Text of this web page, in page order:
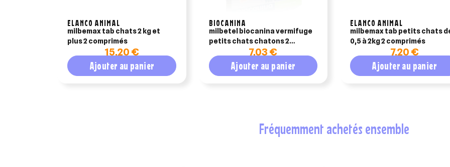
ELANCO ANIMAL
milbemax tab chats 2 kg et
plus 2 comprimés
15,20 €
Ajouter au panier
BIOCANINA
milbetel biocanina vermifuge
petits chats chatons 2
7,03 €
Ajouter au panier
ELANCO ANIMAL
milbemax tab petits chats
0,5 à 2kg 2 comprimés
7,20 €
Ajouter au panier
fréquemment achetés ensemble